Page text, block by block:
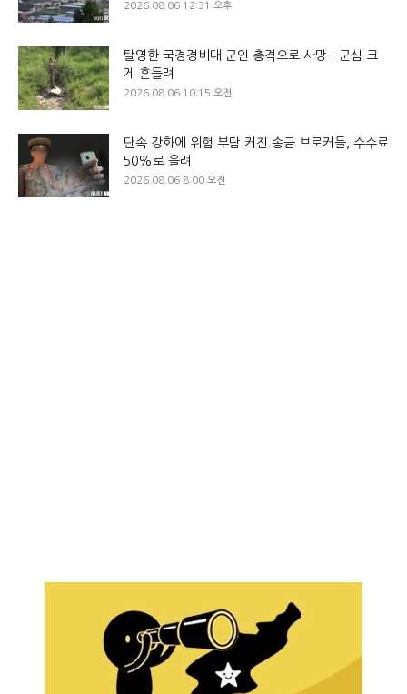
2026.08.06 12:31 오후
탈영한 국경경비대 군인 총격으로 사망…군심 크
게 흔들려
2026.08.06 10:15 오전
단속 강화에 위험 부담 커진 송금 브로커들, 수수료
50%로 올려
2026.08.06 8:00 오전